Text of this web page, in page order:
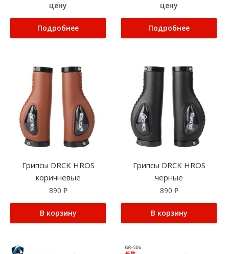
цену
Подробнее
цену
Подробнее
Грипсы DRCK HROS
коричневые
890 ₽
В корзину
Грипсы DRCK HROS
черные
890 ₽
В корзину